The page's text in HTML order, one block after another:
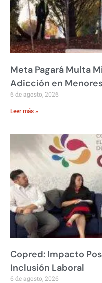
Meta Pagará Multa
Adicción en
6 de agosto, 2026
Leer más »
Copred: Impacto
Inclusión Laboral
6 de agosto, 2026